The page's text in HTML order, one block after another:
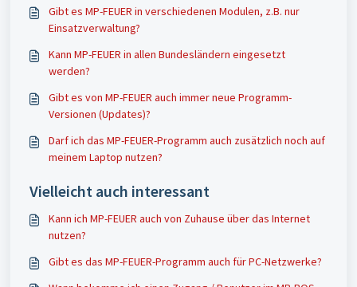
Gibt es MP-FEUER in verschiedenen Modulen, z.B. nur
Einsatzverwaltung?
Kann MP-FEUER in allen Bundesländern eingesetzt
werden?
Gibt es von MP-FEUER auch immer neue Programm-
Versionen (Updates)?
Darf ich das MP-FEUER-Programm auch zusätzlich noch auf
meinem Laptop nutzen?
Vielleicht auch interessant
Kann ich MP-FEUER auch von Zuhause über das Internet
nutzen?
Gibt es das MP-FEUER-Programm auch für PC-Netzwerke?